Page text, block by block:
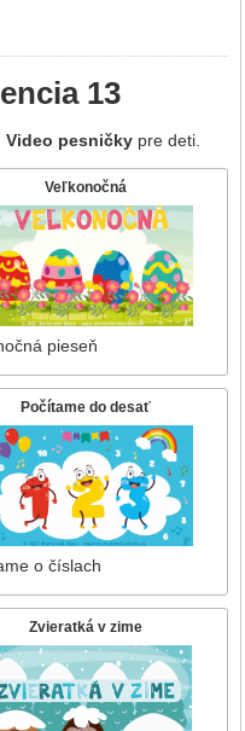
13
Video pesničky pre deti.
Veľkonočná
pieseň
Počítame do desať
o číslach
Zvieratká v zime